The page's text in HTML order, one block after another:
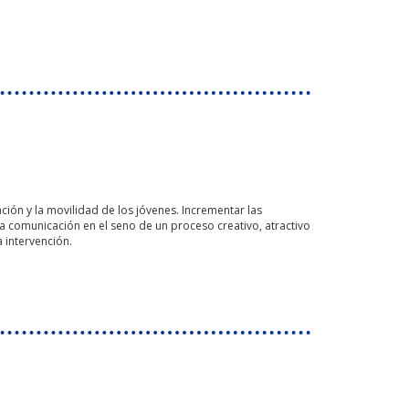
y la movilidad de los jóvenes. Incrementar las
en el seno de un proceso creativo, atractivo
intervención.